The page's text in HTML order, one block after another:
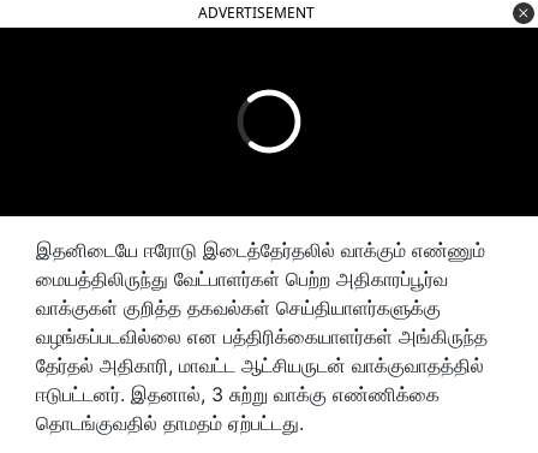
ADVERTISEMENT
இதனிடையே ஈரோடு இடைத்தேர்தலில் வாக்கும் எண்ணும்
மையத்திலிருந்து வேட்பாளர்கள் பெற்ற அதிகாரப்பூர்வ
வாக்குகள் குறித்த தகவல்கள் செய்தியாளர்களுக்கு
வழங்கப்படவில்லை என பத்திரிக்கையாளர்கள் அங்கிருந்த
தேர்தல் அதிகாரி, மாவட்ட ஆட்சியருடன் வாக்குவாதத்தில்
ஈடுபட்டனர். இதனால், 3 சுற்று வாக்கு எண்ணிக்கை
தொடங்குவதில் தாமதம் ஏற்பட்டது.